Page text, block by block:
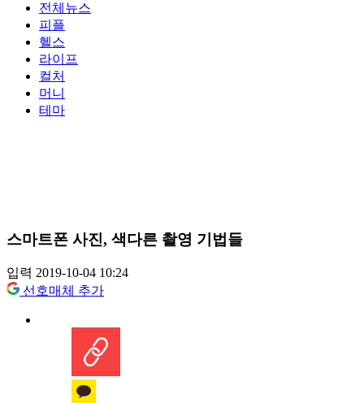
전체뉴스
피플
헬스
라이프
컬처
머니
테마
스마트폰 사진, 색다른 촬영 기법들
입력 2019-10-04 10:24
선호매체 추가